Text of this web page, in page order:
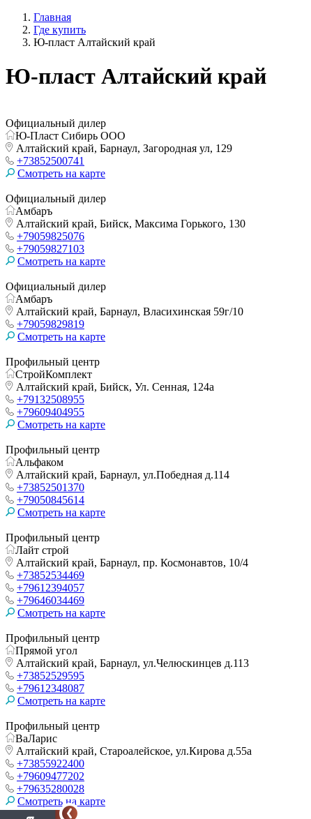
Главная
Где купить
Ю-пласт Алтайский край
Ю-пласт Алтайский край
Официальный дилер
Ю-Пласт Сибирь ООО
Алтайский край, Барнаул, Загородная ул, 129
+73852500741
Смотреть на карте
Официальный дилер
Амбаръ
Алтайский край, Бийск, Максима Горького, 130
+79059825076
+79059827103
Смотреть на карте
Официальный дилер
Амбаръ
Алтайский край, Барнаул, Власихинская 59г/10
+79059829819
Смотреть на карте
Профильный центр
СтройКомплект
Алтайский край, Бийск, Ул. Сенная, 124а
+79132508955
+79609404955
Смотреть на карте
Профильный центр
Альфаком
Алтайский край, Барнаул, ул.Победная д.114
+73852501370
+79050845614
Смотреть на карте
Профильный центр
Лайт строй
Алтайский край, Барнаул, пр. Космонавтов, 10/4
+73852534469
+79612394057
+79646034469
Смотреть на карте
Профильный центр
Прямой угол
Алтайский край, Барнаул, ул.Челюскинцев д.113
+73852529595
+79612348087
Смотреть на карте
Профильный центр
ВаЛарис
Алтайский край, Староалейское, ул.Кирова д.55а
+73855922400
+79609477202
+79635280028
Смотреть на карте